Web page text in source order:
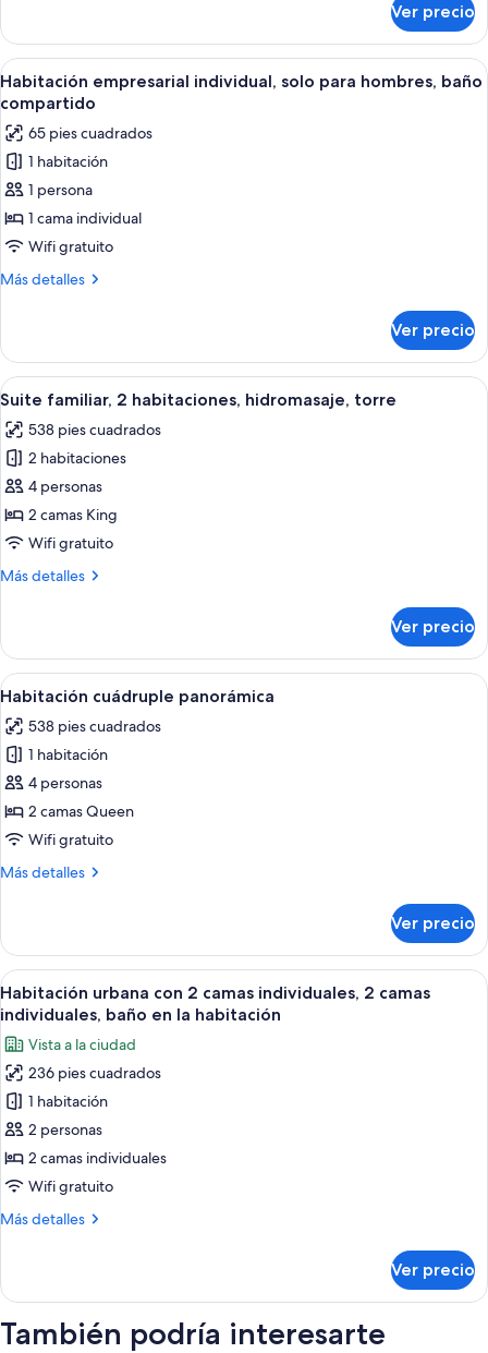
baño
compartido
individual
urbana,
solo
para
mujeres,
baño
compartido
Ver precio
Abrir
todas
las
fotos
de
Habitación
empresarial
individual,
solo
baño
compartido
Una habitación de hotel con una
6
Habitación empresarial individual, solo para hombres, baño
compartido
65 pies cuadrados
1 habitación
1 persona
1 cama individual
Wifi gratuito
Más detalles
Más
empresarial
individual,
solo
hombres,
baño
compartido
Ver precio
Abrir
todas
las
fotos
de
Suite
familiar,
habitaciones,
Habitación de hotel con piso de
9
Suite familiar, 2 habitaciones, hidromasaje, torre
538 pies cuadrados
2 habitaciones
4 personas
2 camas King
Wifi gratuito
Más detalles
Más
familiar,
habitaciones,
torre
Ver precio
Abrir
todas
las
fotos
de
Habitación
cuádruple
Habitación de hotel moderna con
7
Habitación cuádruple panorámica
538 pies cuadrados
1 habitación
4 personas
2 camas Queen
Wifi gratuito
Más detalles
Más
cuádruple
panorámica
Ver precio
Abrir
todas
las
fotos
de
Habitación
urbana
con
2
individuales,
individuales,
baño
Habitación de hotel con dos camas,
6
Habitación urbana con 2 camas individuales, 2 camas
individuales, baño en la habitación
Vista a la ciudad
236 pies cuadrados
1 habitación
2 personas
2 camas individuales
Wifi gratuito
Más detalles
Más
urbana
Ver precio
También podría interesarte